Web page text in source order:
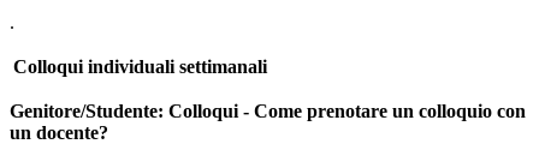
.
Colloqui individuali settimanali
Genitore/Studente: Colloqui - Come prenotare un colloquio con
un docente?